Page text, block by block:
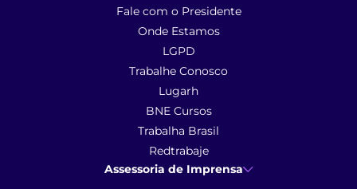
Fale com o Presidente
Onde Estamos
LGPD
Trabalhe Conosco
Lugarh
BNE Cursos
Trabalha Brasil
Redtrabaje
Assessoria de Imprensa